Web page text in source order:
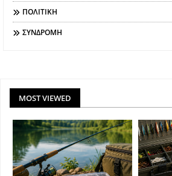
ΠΟΛΙΤΙΚΗ
ΣΥΝΔΡΟΜΗ
MOST VIEWED